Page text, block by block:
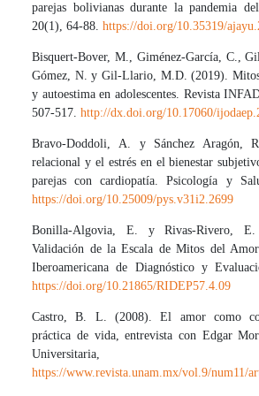
parejas bolivianas durante la pandemia
20(1), 64-88.https://doi.org/10.35319/
Bisquert-Bover, M., Giménez-García, C.,
Gómez, N. y Gil-Llario, M.D. (2019).
y autoestima en adolescentes. Revista
507-517.http://dx.doi.org/10.17060/
Bravo-Doddoli, A. y Sánchez Aragón,
relacional y el estrés en el bienestar
parejas con cardiopatía. Psicología y
https://doi.org/10.25009/pys.v31i2.2699
Bonilla-Algovia, E. y Rivas-Rivero,
Validación de la Escala de Mitos del
Iberoamericana de Diagnóstico y
https://doi.org/10.21865/RIDEP57.4.09
Castro, B. L. (2008). El amor como
práctica de vida, entrevista con Edgar
Universitaria,
https://www.revista.unam.mx/vol.9/num11/